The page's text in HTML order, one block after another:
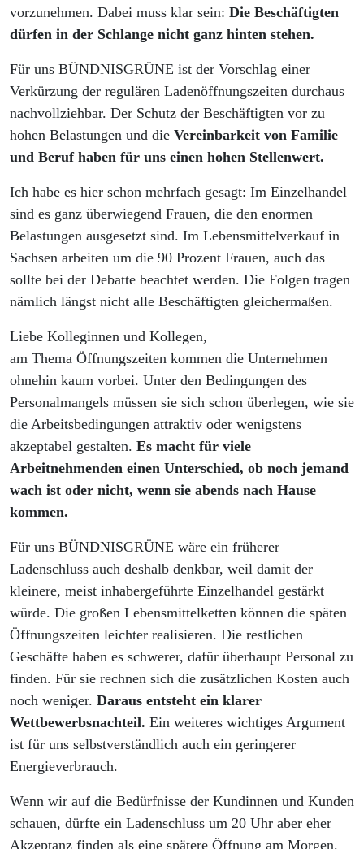
vorzunehmen. Dabei muss klar sein: Die Beschäftigten
dürfen in der Schlange nicht ganz hinten stehen.
Für uns BÜNDNISGRÜNE ist der Vorschlag einer
Verkürzung der regulären Ladenöffnungszeiten durchaus
nachvollziehbar. Der Schutz der Beschäftigten vor zu
hohen Belastungen und die Vereinbarkeit von Familie
und Beruf haben für uns einen hohen Stellenwert.
Ich habe es hier schon mehrfach gesagt: Im Einzelhandel
sind es ganz überwiegend Frauen, die den enormen
Belastungen ausgesetzt sind. Im Lebensmittelverkauf in
Sachsen arbeiten um die 90 Prozent Frauen, auch das
sollte bei der Debatte beachtet werden. Die Folgen tragen
nämlich längst nicht alle Beschäftigten gleichermaßen.
Liebe Kolleginnen und Kollegen,
am Thema Öffnungszeiten kommen die Unternehmen
ohnehin kaum vorbei. Unter den Bedingungen des
Personalmangels müssen sie sich schon überlegen, wie sie
die Arbeitsbedingungen attraktiv oder wenigstens
akzeptabel gestalten. Es macht für viele
Arbeitnehmenden einen Unterschied, ob noch jemand
wach ist oder nicht, wenn sie abends nach Hause
kommen.
Für uns BÜNDNISGRÜNE wäre ein früherer
Ladenschluss auch deshalb denkbar, weil damit der
kleinere, meist inhabergeführte Einzelhandel gestärkt
würde. Die großen Lebensmittelketten können die späten
Öffnungszeiten leichter realisieren. Die restlichen
Geschäfte haben es schwerer, dafür überhaupt Personal zu
finden. Für sie rechnen sich die zusätzlichen Kosten auch
noch weniger. Daraus entsteht ein klarer
Wettbewerbsnachteil. Ein weiteres wichtiges Argument
ist für uns selbstverständlich auch ein geringerer
Energieverbrauch.
Wenn wir auf die Bedürfnisse der Kundinnen und Kunden
schauen, dürfte ein Ladenschluss um 20 Uhr aber eher
Akzeptanz finden als eine spätere Öffnung am Morgen.